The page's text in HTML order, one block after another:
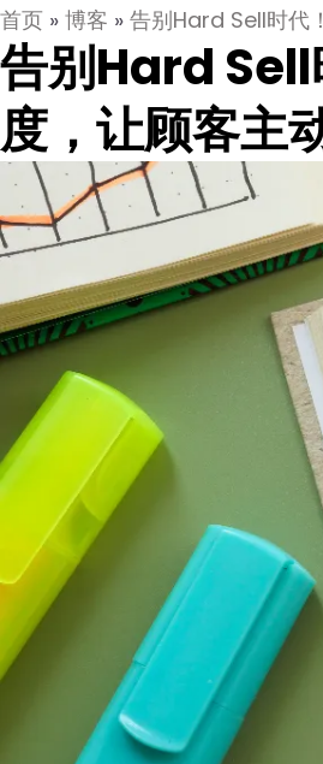
首页 » 博客 » 告别Hard Sell时代
告别Hard Sell
度，让顾客主